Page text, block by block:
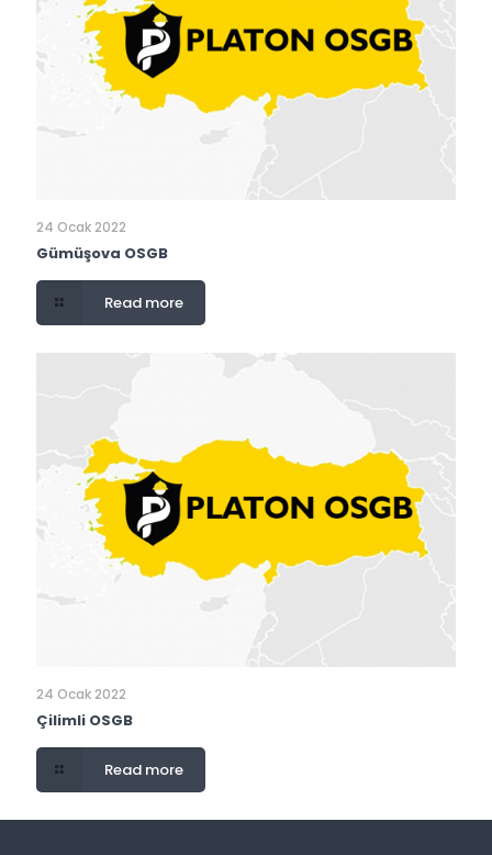
24 Ocak 2022
Gümüşova OSGB
Read more
24 Ocak 2022
Çilimli OSGB
Read more